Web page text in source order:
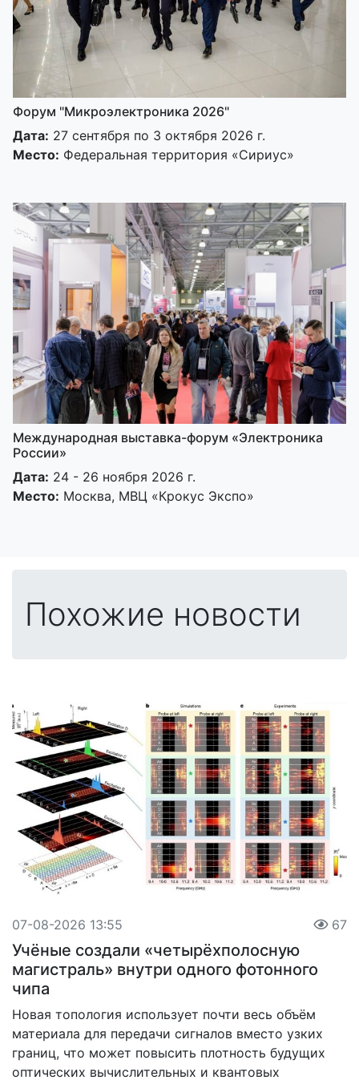
Форум "Микроэлектроника 2026"
Дата: 27 сентября по 3 октября 2026 г.
Место: Федеральная территория «Сириус»
Международная выставка-форум «Электроника
России»
Дата: 24 - 26 ноября 2026 г.
Место: Москва, МВЦ «Крокус Экспо»
Похожие новости
07-08-2026 13:55 67
Учёные создали «четырёхполосную
магистраль» внутри одного фотонного
чипа
Новая топология использует почти весь объём
материала для передачи сигналов вместо узких
границ, что может повысить плотность будущих
оптических вычислительных и квантовых